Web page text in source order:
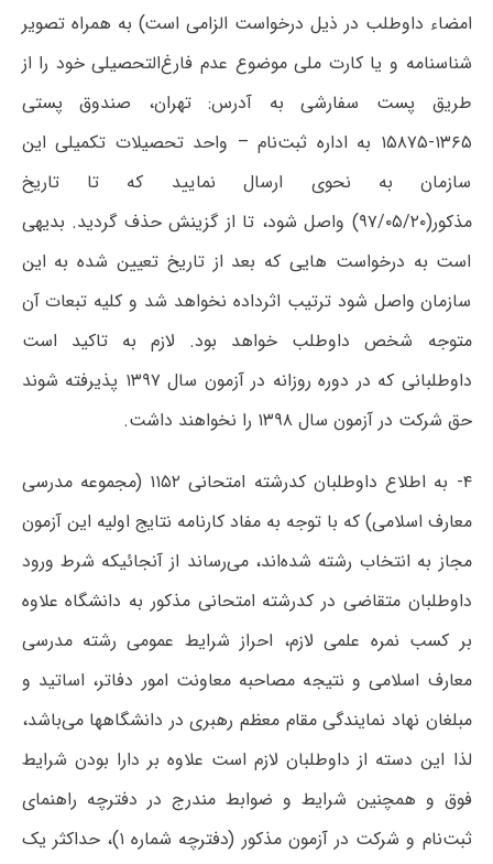
امضاء داوطلب در ذیل درخواست الزامی است) به همراه تصویر
شناسنامه و یا کارت ملی موضوع عدم فارغ‌التحصیلی خود را از
طریق‌ پست سفارشی به آدرس: تهران، صندوق پستی
۱۳۶۵-۱۵۸۷۵ به اداره ثبت‌نام – واحد تحصیلات تکمیلی این
سازمان به نحوی ارسال نمایید که تا تاریخ
مذکور(۹۷/۰۵/۲۰) واصل شود، تا از گزینش حذف گردید. بدیهی
است به درخواست هایی که بعد از تاریخ تعیین شده به این
سازمان واصل شود ترتیب اثرداده نخواهد شد و کلیه تبعات آن
متوجه شخص داوطلب خواهد بود. لازم به تاکید است
داوطلبانی که در دوره روزانه در آزمون سال ۱۳۹۷ پذیرفته شوند
حق شرکت در آزمون سال ۱۳۹۸ را نخواهند داشت.
۴- به اطلاع داوطلبان کدرشته امتحانی ۱۱۵۲ (مجموعه مدرسی
معارف اسلامی) که با توجه به مفاد کارنامه نتایج اولیه این آزمون
مجاز به انتخاب رشته شده‌اند، می‌رساند از آنجائیکه شرط ورود
داوطلبان متقاضی در کدرشته امتحانی مذکور به دانشگاه علاوه
بر کسب نمره علمی لازم، احراز شرایط عمومی رشته مدرسی
معارف اسلامی و نتیجه مصاحبه‌ معاونت امور دفاتر، اساتید و
مبلغان نهاد نمایندگی مقام معظم رهبری در دانشگاهها می‌باشد،
لذا این دسته از داوطلبان لازم است علاوه بر دارا بودن شرایط
فوق و همچنین شرایط و ضوابط مندرج در دفترچه راهنمای
ثبت‌نام و شرکت در آزمون مذکور (دفترچه شماره ۱)، حداکثر یک